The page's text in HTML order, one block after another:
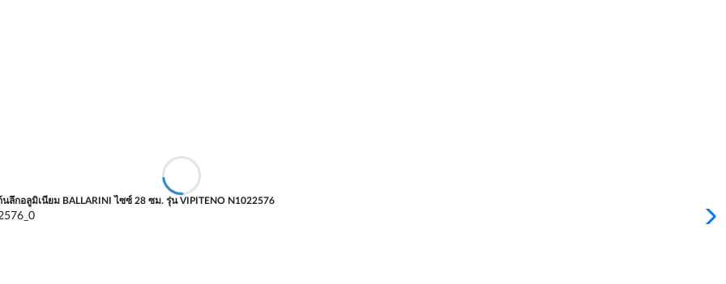
ลึกอลูมิเนียม BALLARINI ไซซ์ 28 ซม. รุ่น VIPITENO N1022576